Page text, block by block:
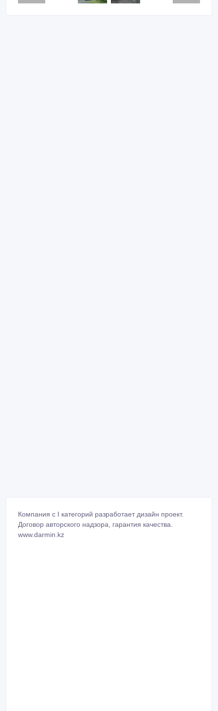
Компания с I категорий разработает дизайн проект.
Договор авторского надзора, гарантия качества.
www.darmin.kz